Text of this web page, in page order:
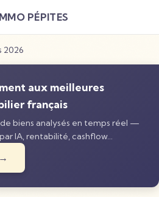
PÉPITES
2026
aux meilleures
français
biens analysés en temps réel —
IA, rentabilité, cashflow…